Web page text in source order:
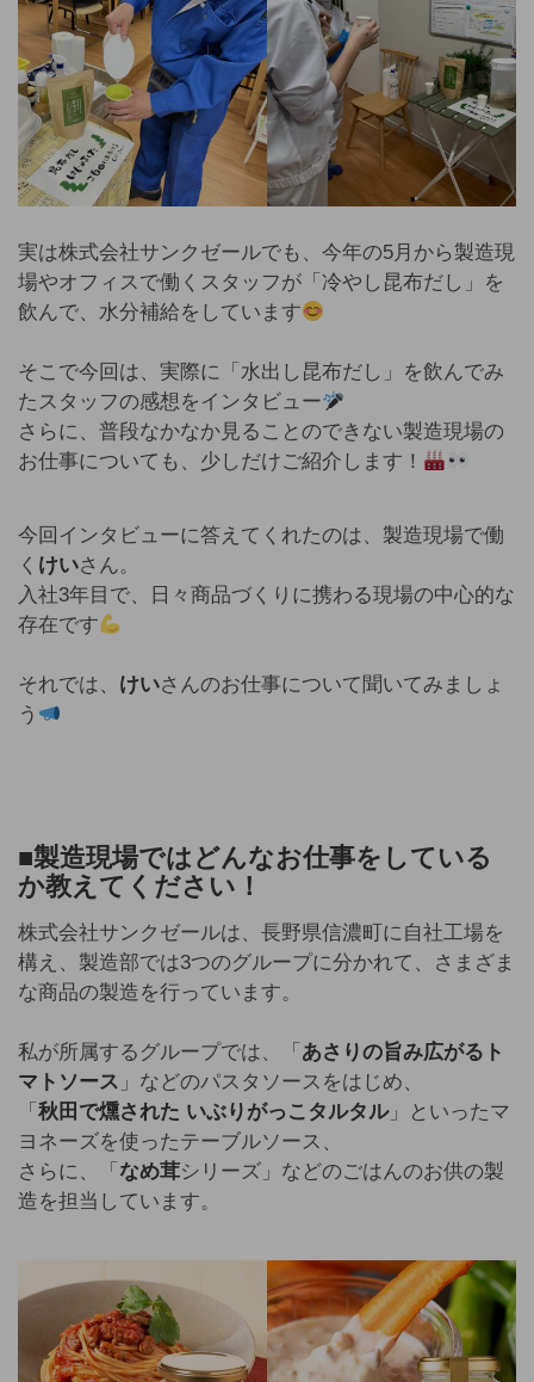
実は株式会社サンクゼールでも、今年の5月から製造現
場やオフィスで働くスタッフが「冷やし昆布だし」を
飲んで、水分補給をしています
そこで今回は、実際に「水出し昆布だし」を飲んでみ
たスタッフの感想をインタビュー
さらに、普段なかなか見ることのできない製造現場の
お仕事についても、少しだけご紹介します！
今回インタビューに答えてくれたのは、製造現場で働
く けいさん。
入社3年目で、日々商品づくりに携わる現場の中心的な
存在です
それでは、 けいさんのお仕事について聞いてみましょ
う
■製造現場ではどんなお仕事をしている
か教えてください！
株式会社サンクゼールは、長野県信濃町に自社工場を
構え、製造部では3つのグループに分かれて、さまざま
な商品の製造を行っています。
私が所属するグループでは、「 あさりの旨み広がるト
マトソース 」などのパスタソースをはじめ、
「 秋田で燻された いぶりがっこタルタル」といったマ
ヨネーズを使ったテーブルソース、
さらに、「 なめ茸シリーズ」などのごはんのお供の製
造を担当しています。